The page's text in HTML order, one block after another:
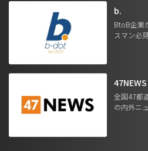
b.
BtoB企業
スマン必
47NEWS
全国47都
の内外ニ